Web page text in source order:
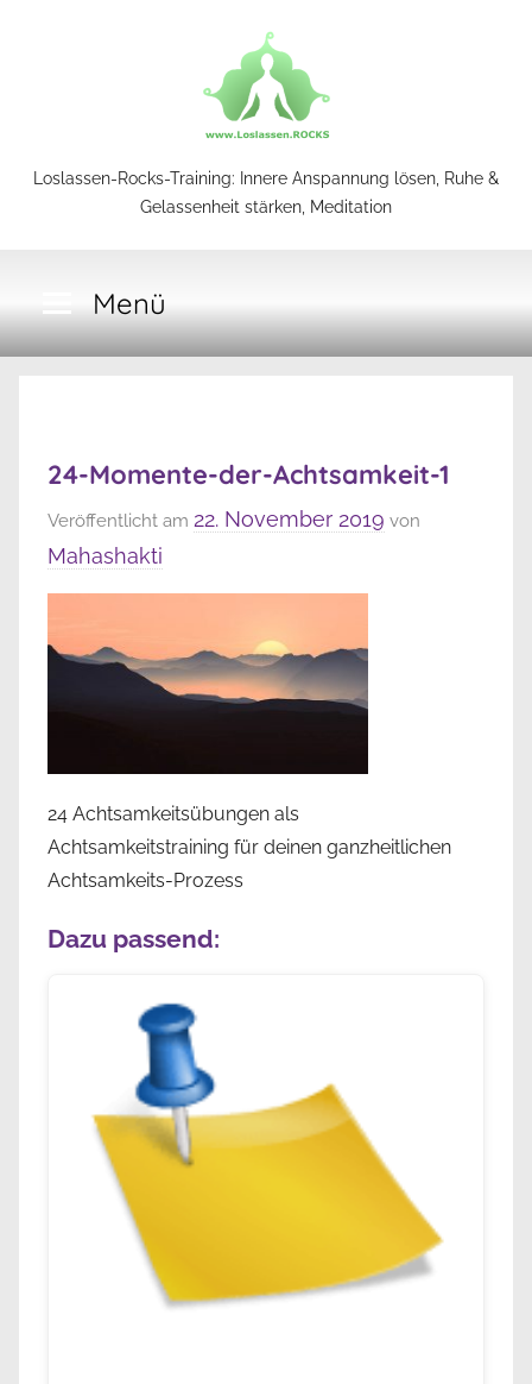
Loslassen-
Training
Loslassen-Rocks-Training: Innere Anspannung lösen, Ruhe &
Gelassenheit stärken, Meditation
Menü
24-Momente-der-Achtsamkeit-1
Veröffentlicht am 22. November 2019 von
Mahashakti
24 Achtsamkeitsübungen als
Achtsamkeitstraining für deinen ganzheitlichen
Achtsamkeits-Prozess
Dazu passend: